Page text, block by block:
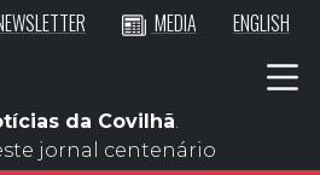
MEDIA ENGLISH
da Covilhã.
jornal centenário